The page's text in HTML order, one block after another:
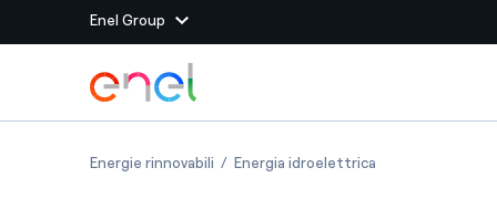
Enel Group
Siti del Gruppo
Enel Green Power
Vai al contenuto principale
Energie rinnovabiliQuanta energia idroelettrica si produce
Energia idroelettrica